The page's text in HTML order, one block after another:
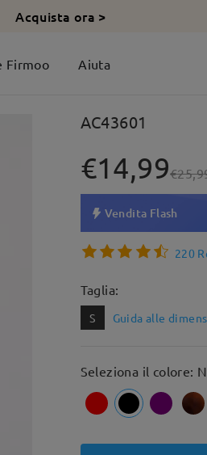
Acquista ora >
Firmoo Aiuta
AC43601
€14,99
Vendita Flash
220
Taglia:
S Guida alle
Seleziona il colore: